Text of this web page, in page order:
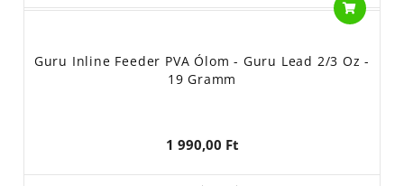
Guru Inline Feeder PVA Ólom - Guru Lead 2/3 Oz -
19 Gramm
1 990,00 Ft